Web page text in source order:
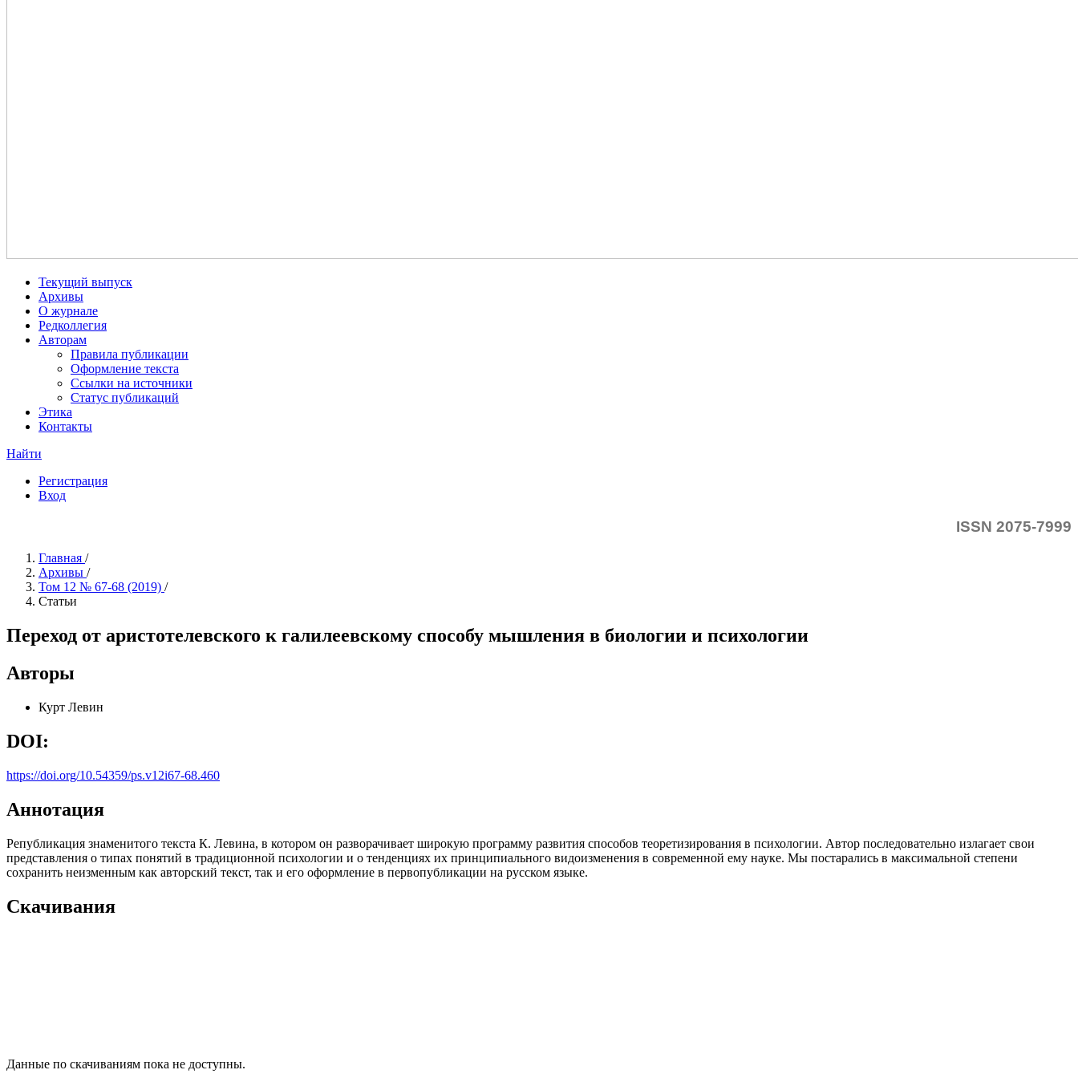
Текущий выпуск
Архивы
О журнале
Редколлегия
Авторам
Правила публикации
Оформление текста
Ссылки на источники
Статус публикаций
Этика
Контакты
Найти
Регистрация
Вход
ISSN 2075-7999
Главная /
Архивы /
Том 12 № 67-68 (2019) /
Статьи
Переход от аристотелевского к галилеевскому способу мышления в биологии и психологии
Авторы
Курт Левин
DOI:
https://doi.org/10.54359/ps.v12i67-68.460
Аннотация
Републикация знаменитого текста К. Левина, в котором он разворачивает широкую программу развития способов теоретизирования в психологии. Автор последовательно излагает свои
представления о типах понятий в традиционной психологии и о тенденциях их принципиального видоизменения в современной ему науке. Мы постарались в максимальной степени
сохранить неизменным как авторский текст, так и его оформление в первопубликации на русском языке.
Скачивания
Данные по скачиваниям пока не доступны.